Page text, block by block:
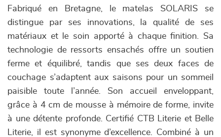
Fabriqué en Bretagne, le matelas SOLARIS se
distingue par ses innovations, la qualité de ses
matériaux et le soin apporté à chaque finition. Sa
technologie de ressorts ensachés offre un soutien
ferme et équilibré, tandis que ses deux faces de
couchage s’adaptent aux saisons pour un sommeil
paisible toute l’année. Son accueil enveloppant,
grâce à 4 cm de mousse à mémoire de forme, invite
à une détente profonde. Certifié CTB Literie et Belle
Literie, il est synonyme d’excellence. Combiné à un